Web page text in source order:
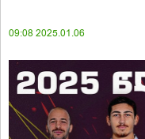
09:08 2025.01.06